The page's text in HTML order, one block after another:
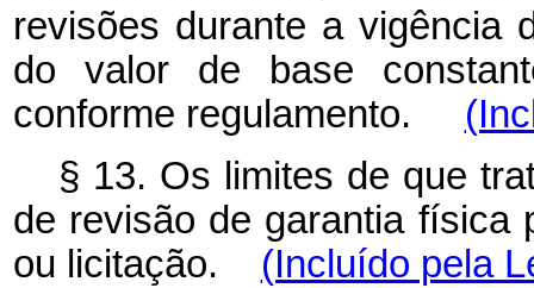
revisões durante a vigência
do valor de base
conforme regulamento.
§ 13. Os limites de que
de revisão de garantia física
ou licitação. (Incluído pela